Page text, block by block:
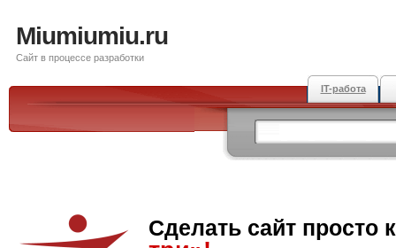
Miumiumiu.ru
Сайт в процессе разработки
IT-работа
Сделать сайт просто